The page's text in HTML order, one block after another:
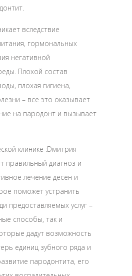
вследствие
гормональных
негативной
Плохой состав
плохая гигиена,
– все это оказывает
на пародонт и вызывает
клинике :Dмитрия
правильный диагноз и
лечение десен и
поможет устранить
предоставляемых услуг –
способы, так и
дадут возможность
единиц зубного ряда и
пародонтита, его